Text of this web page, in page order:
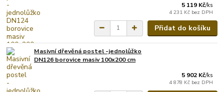
5 119 Kč/ks
4 231 Kč bez DPH
Přidat do košíku
Masivní dřevěná postel -jednolůžko
DN126 borovice masiv 100x200 cm
5 902 Kč/ks
4 878 Kč bez DPH